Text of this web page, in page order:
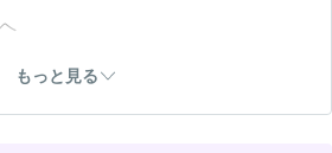
。必ずお立ち寄りください。
もっと見る